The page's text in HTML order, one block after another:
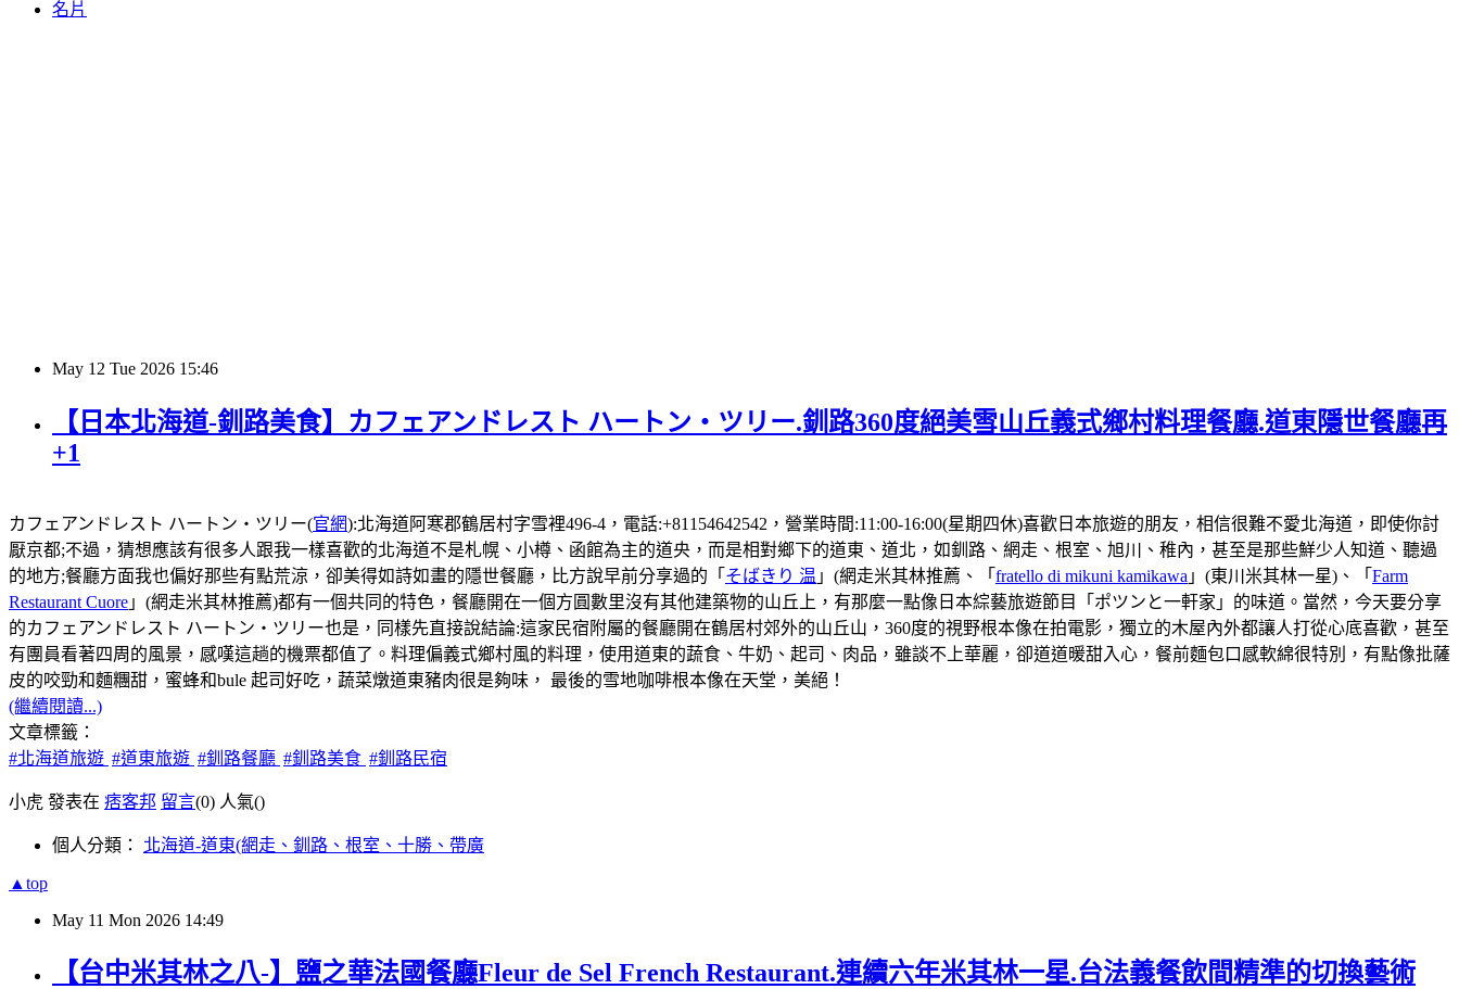
名片
May 12 Tue 2026 15:46
【日本北海道-釧路美食】カフェアンドレスト ハートン・ツリー.釧路360度絕美雪山丘義式鄉村料理餐廳.道東隱世餐廳再
+1
カフェアンドレスト ハートン・ツリー(官網):北海道阿寒郡鶴居村字雪裡496-4，電話:+81154642542，營業時間:11:00-16:00(星期四休)喜歡日本旅遊的朋友，相信很難不愛北海道，即使你討
厭京都;不過，猜想應該有很多人跟我一樣喜歡的北海道不是札幌、小樽、函館為主的道央，而是相對鄉下的道東、道北，如釧路、網走、根室、旭川、稚內，甚至是那些鮮少人知道、聽過
的地方;餐廳方面我也偏好那些有點荒涼，卻美得如詩如畫的隱世餐廳，比方說早前分享過的「 そばきり 温 」(網走米其林推薦、「 fratello di mikuni kamikawa 」(東川米其林一星)、「 Farm
Restaurant Cuore 」(網走米其林推薦)都有一個共同的特色，餐廳開在一個方圓數里沒有其他建築物的山丘上，有那麼一點像日本綜藝旅遊節目「ポツンと一軒家」的味道。當然，今天要分享
的カフェアンドレスト ハートン・ツリー也是，同樣先直接說結論:這家民宿附屬的餐廳開在鶴居村郊外的山丘山，360度的視野根本像在拍電影，獨立的木屋內外都讓人打從心底喜歡，甚至
有團員看著四周的風景，感嘆這趟的機票都值了。料理偏義式鄉村風的料理，使用道東的蔬食、牛奶、起司、肉品，雖談不上華麗，卻道道暖甜入心，餐前麵包口感軟綿很特別，有點像批薩
皮的咬勁和麵糰甜，蜜蜂和bule 起司好吃，蔬菜燉道東豬肉很是夠味， 最後的雪地咖啡根本像在天堂，美絕！
(繼續閱讀...)
文章標籤：
#北海道旅遊 #道東旅遊 #釧路餐廳 #釧路美食 #釧路民宿
小虎 發表在 痞客邦 留言(0) 人氣()
個人分類： 北海道-道東(網走、釧路、根室、十勝、帶廣
▲top
May 11 Mon 2026 14:49
【台中米其林之八-】鹽之華法國餐廳Fleur de Sel French Restaurant.連續六年米其林一星.台法義餐飲間精準的切換藝術